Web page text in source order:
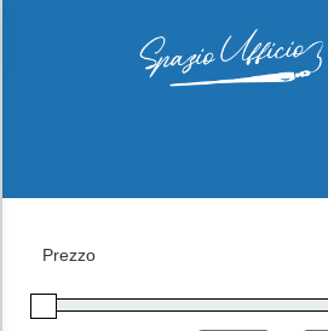
Prezzo